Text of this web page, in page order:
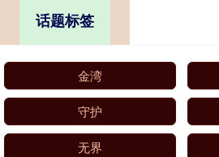
话题标签
金湾
守护
无界